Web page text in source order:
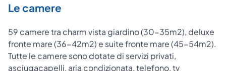
Le camere
59 camere tra charm vista giardino (30-35m2), deluxe
fronte mare (36-42m2) e suite fronte mare (45-54m2).
Tutte le camere sono dotate di servizi privati,
asciugacapelli, aria condizionata, telefono, tv